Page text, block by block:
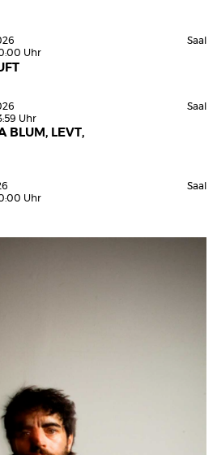
Uhr
Saal
Uhr
BLUM, LEVT,
Saal
Uhr
Saal